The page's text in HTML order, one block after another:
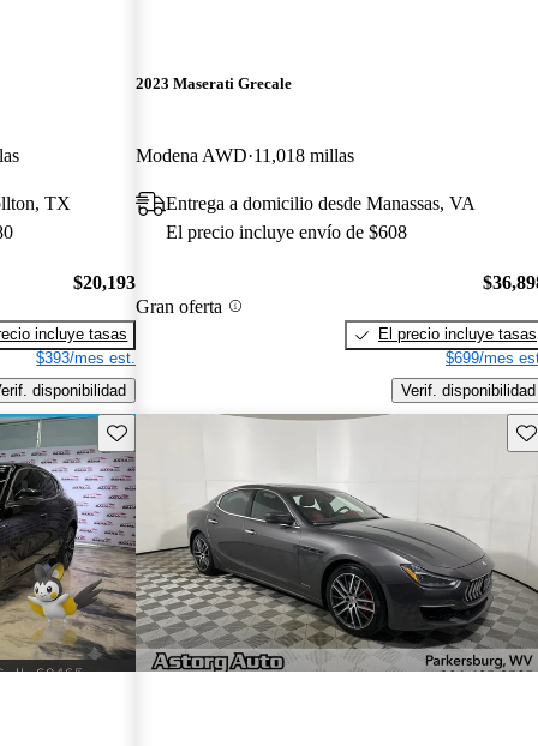
TX
$20,193
incluye tasas
$393/mes est.
disponibilidad
2023 Maserati Grecale
Modena AWD 11,018 millas
Entrega a domicilio desde Manassas, VA
El precio incluye envío de $608
Gran oferta
El precio incluye tasas
$699/mes
Verif. disponibilidad
Guarda este Aviso